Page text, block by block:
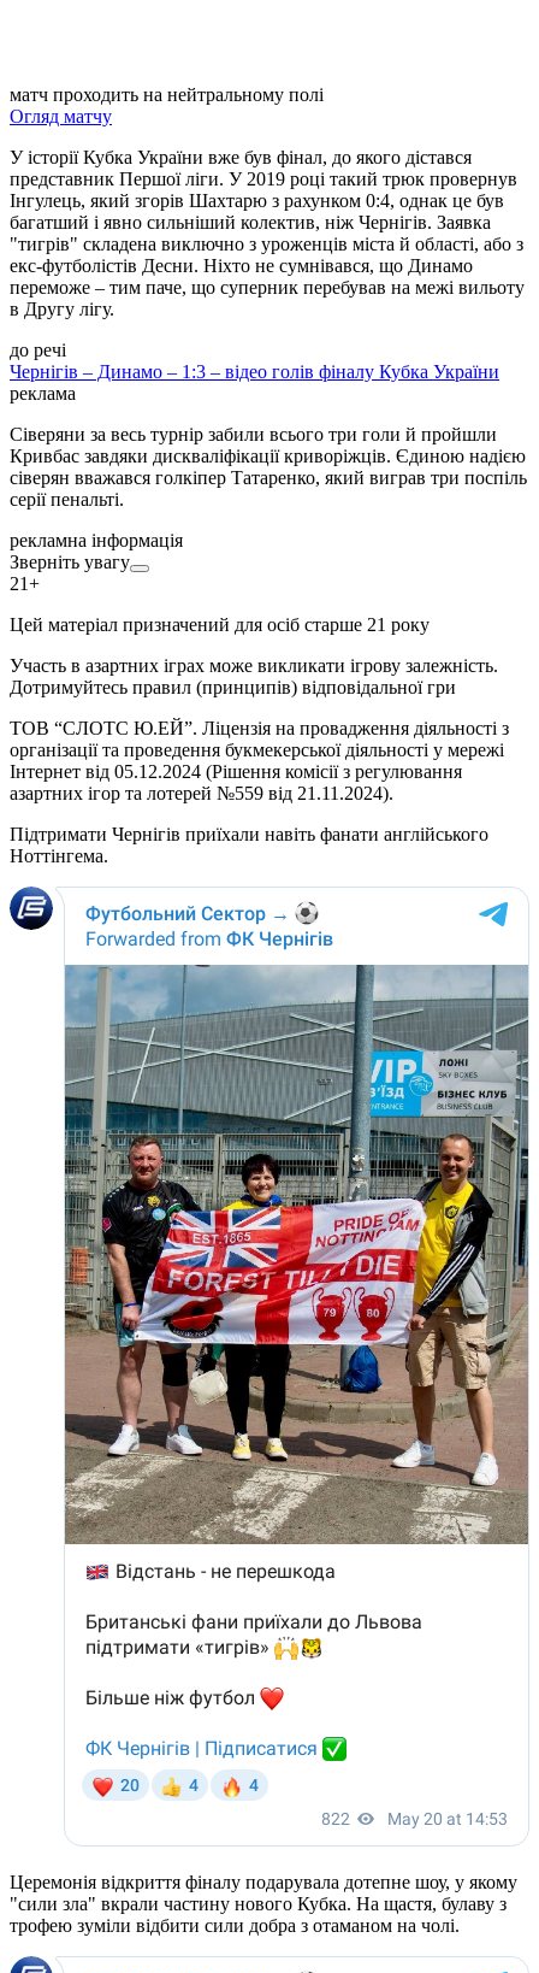
матч проходить на нейтральному полі
Огляд матчу
У історії Кубка України вже був фінал, до якого дістався
представник Першої ліги. У 2019 році такий трюк провернув
Інгулець, який згорів Шахтарю з рахунком 0:4, однак це був
багатший і явно сильніший колектив, ніж Чернігів. Заявка
"тигрів" складена виключно з уроженців міста й області, або з
екс-футболістів Десни. Ніхто не сумнівався, що Динамо
переможе – тим паче, що суперник перебував на межі вильоту
в Другу лігу.
до речі
Чернігів – Динамо – 1:3 – відео голів фіналу Кубка України
реклама
Сіверяни за весь турнір забили всього три голи й пройшли
Кривбас завдяки дискваліфікації криворіжців. Єдиною надією
сіверян вважався голкіпер Татаренко, який виграв три поспіль
серії пенальті.
рекламна інформація
Зверніть увагу
21+
Цей матеріал призначений для осіб старше 21 року
Участь в азартних іграх може викликати ігрову залежність.
Дотримуйтесь правил (принципів) відповідальної гри
ТОВ “СЛОТС Ю.ЕЙ”. Ліцензія на провадження діяльності з
організації та проведення букмекерської діяльності у мережі
Інтернет від 05.12.2024 (Рішення комісії з регулювання
азартних ігор та лотерей №559 від 21.11.2024).
Підтримати Чернігів приїхали навіть фанати англійського
Ноттінгема.
Церемонія відкриття фіналу подарувала дотепне шоу, у якому
"сили зла" вкрали частину нового Кубка. На щастя, булаву з
трофею зуміли відбити сили добра з отаманом на чолі.